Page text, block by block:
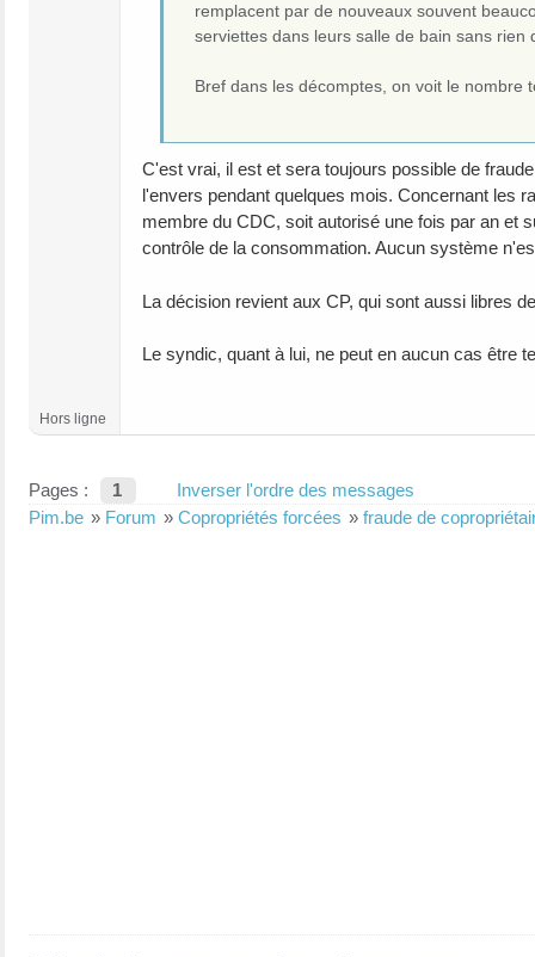
remplacent par de nouveaux souvent
serviettes dans leurs salle de bain sans rien
Bref dans les décomptes, on voit le
C'est vrai, il est et sera toujours possible de
l'envers pendant quelques mois. Concernant les
membre du CDC, soit autorisé une fois par an et
contrôle de la consommation. Aucun système
La décision revient aux CP, qui sont aussi libres
Le syndic, quant à lui, ne peut en aucun cas être
Hors ligne
Pages : 1
Inverser l'ordre des messages
Pim.be » Forum » Copropriétés forcées » fraude de